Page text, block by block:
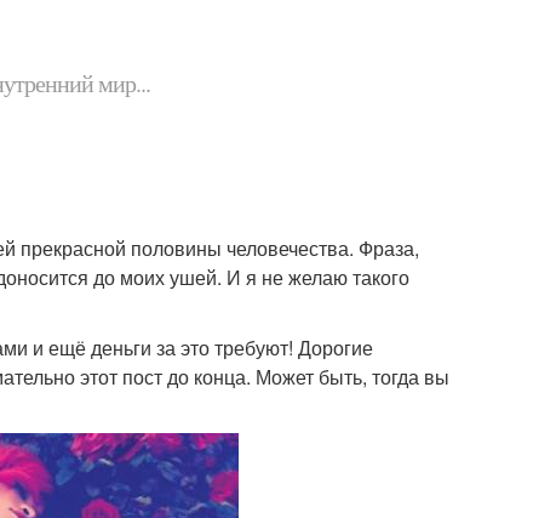
мир...
прекрасной половины человечества. Фраза,
до моих ушей. И я не желаю такого
и ещё деньги за это требуют! Дорогие
этот пост до конца. Может быть, тогда вы